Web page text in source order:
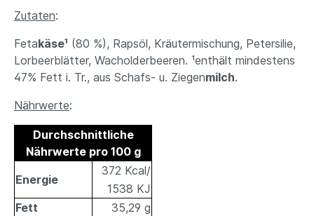
Zutaten:
Fetakäse¹ (80 %), Rapsöl, Kräutermischung, Petersilie,
Lorbeerblätter, Wacholderbeeren. ¹enthält mindestens
47% Fett i. Tr., aus Schafs- u. Ziegenmilch.
Nährwerte:
Durchschnittliche
Nährwerte pro 100 g
Energie
372 Kcal/
1538 KJ
Fett
35,29 g